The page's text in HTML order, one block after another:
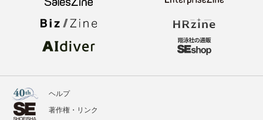
ヘルプ
著作権・リンク